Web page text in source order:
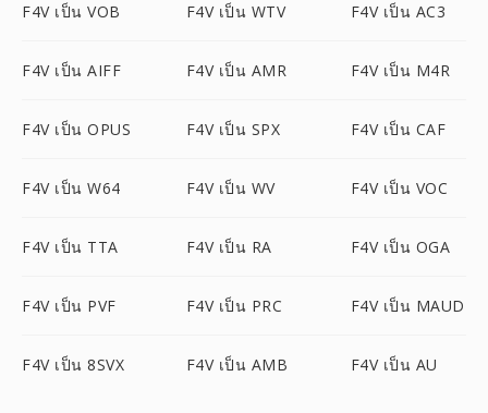
F4V เป็น VOB F4V เป็น WTV F4V เป็น AC3
F4V เป็น AIFF F4V เป็น AMR F4V เป็น M4R
F4V เป็น OPUS F4V เป็น SPX F4V เป็น CAF
F4V เป็น W64 F4V เป็น WV F4V เป็น VOC
F4V เป็น TTA F4V เป็น RA F4V เป็น OGA
F4V เป็น PVF F4V เป็น PRC F4V เป็น MAUD
F4V เป็น 8SVX F4V เป็น AMB F4V เป็น AU